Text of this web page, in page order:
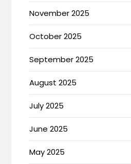
November 2025
October 2025
September 2025
August 2025
July 2025
June 2025
May 2025